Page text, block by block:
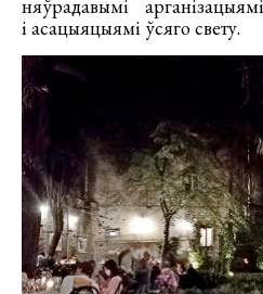
няўрадавымі
і асацыяцыямі ўсяго свету.